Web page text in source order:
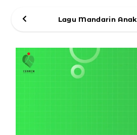
Lagu Mandarin Anak